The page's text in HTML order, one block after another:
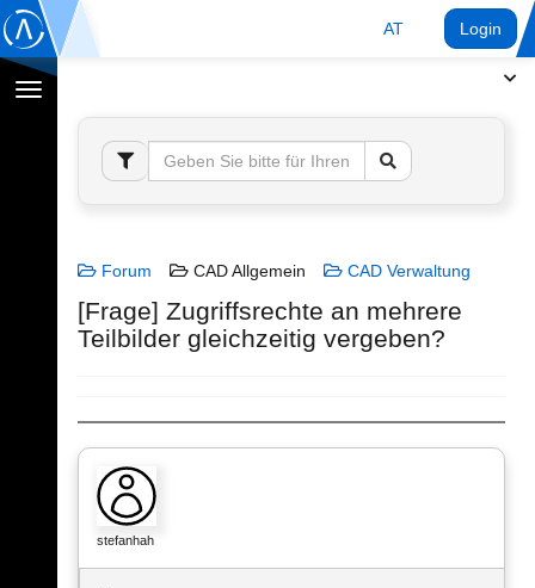
AT Login
Navigation
umschalten
Forum CAD Allgemein CAD Verwaltung
[Frage] Zugriffsrechte an mehrere
Teilbilder gleichzeitig vergeben?
stefanhah